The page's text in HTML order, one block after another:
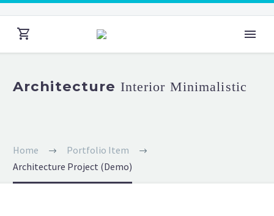
Architecture Interior Minimalistic
Home
Portfolio Item
Architecture Project (Demo)